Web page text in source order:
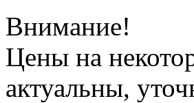
Внимание!
Цены на
актуальны,